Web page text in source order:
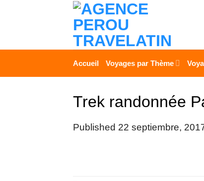
Accueil Voyages par Thème
Trek randonnée
Published 22 septiembre,